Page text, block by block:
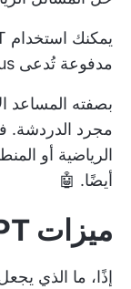
يمكنك استخدام ChatGPT مجانًا
مدفوعة تُدعى ChatGPT Plus مع GPT-4 الأكثر قوة.
مجرد الدردشة.
الرياضية أو
أيضًا. 🤖
ميزات ChatGPT